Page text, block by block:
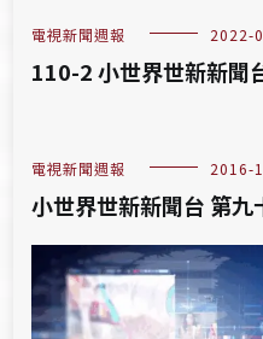
電視新聞週報 2022-
110-2 小世界世新新聞
電視新聞週報 2016-
小世界世新新聞台 第九